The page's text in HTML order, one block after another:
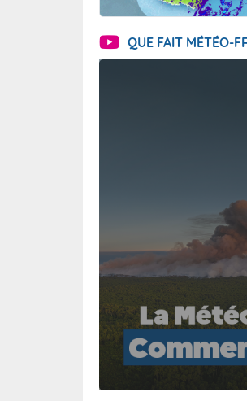
QUE FAIT MÉTÉO-